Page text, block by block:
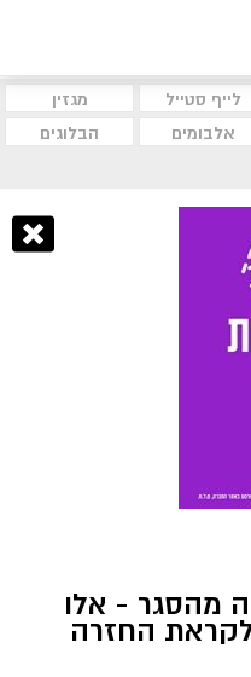
לייף סטייל
מגזין
אלבומים
הבלוגים
מהסגר - אלו
החזרה